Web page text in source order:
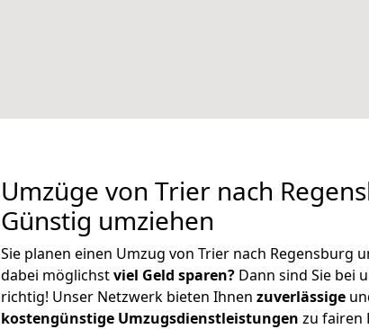
Umzüge von Trier nach
Günstig umziehen
Sie planen einen Umzug von Trier nach Regensburg
dabei möglichstviel Geld sparen? Dann sind Sie bei
richtig! Unser Netzwerk bieten Ihnen zuverlässige
kostengünstige Umzugsdienstleistungen zu fairen